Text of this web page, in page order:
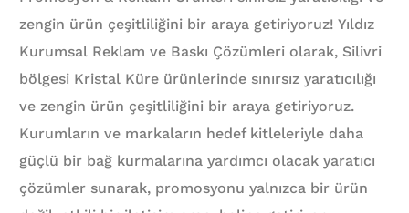
zengin ürün çeşitliliğini bir araya getiriyoruz! Yıldız
Kurumsal Reklam ve Baskı Çözümleri olarak, Silivri
bölgesi Kristal Küre ürünlerinde sınırsız yaratıcılığı
ve zengin ürün çeşitliliğini bir araya getiriyoruz.
Kurumların ve markaların hedef kitleleriyle daha
güçlü bir bağ kurmalarına yardımcı olacak yaratıcı
çözümler sunarak, promosyonu yalnızca bir ürün